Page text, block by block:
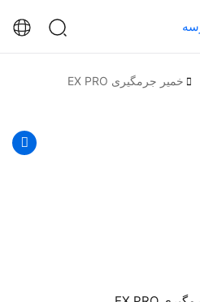
خمیر جرمگیری EX PRO